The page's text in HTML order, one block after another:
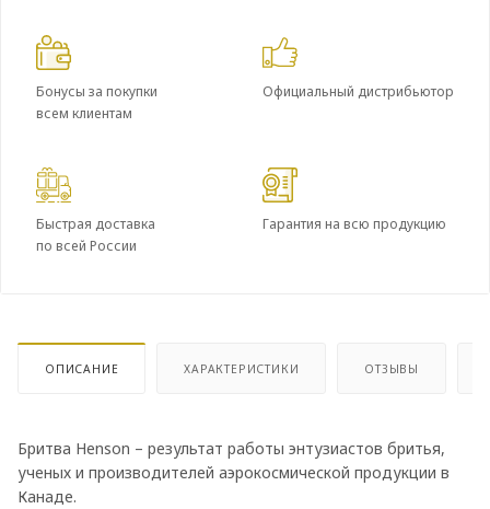
Бонусы за покупки
всем клиентам
Официальный дистрибьютор
Быстрая доставка
по всей России
Гарантия на всю продукцию
ОПИСАНИЕ ХАРАКТЕРИСТИКИ ОТЗЫВЫ
Бритва Henson – результат работы энтузиастов бритья,
ученых и производителей аэрокосмической продукции в
Канаде.